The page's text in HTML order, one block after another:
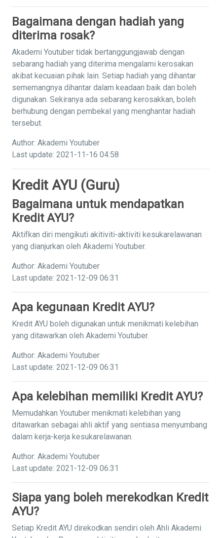
Bagaimana dengan hadiah yang
diterima rosak?
Akademi Youtuber tidak bertanggungjawab dengan
sebarang hadiah yang diterima mengalami kerosakan
akibat kecuaian pihak lain. Setiap hadiah yang dihantar
sememangnya dihantar dalam keadaan baik dan boleh
digunakan. Sekiranya ada sebarang kerosakkan, boleh
berhubung dengan pembekal yang menghantar hadiah
tersebut.
Author: Akademi Youtuber
Last update: 2021-11-16 04:58
Kredit AYU (Guru)
Bagaimana untuk mendapatkan
Kredit AYU?
Aktifkan diri mengikuti akitiviti-aktiviti kesukarelawanan
yang dianjurkan oleh Akademi Youtuber.
Author: Akademi Youtuber
Last update: 2021-12-09 06:31
Apa kegunaan Kredit AYU?
Kredit AYU boleh digunakan untuk menikmati kelebihan
yang ditawarkan oleh Akademi Youtuber.
Author: Akademi Youtuber
Last update: 2021-12-09 06:31
Apa kelebihan memiliki Kredit AYU?
Memudahkan Youtuber menikmati kelebihan yang
ditawarkan sebagai ahli aktif yang sentiasa menyumbang
dalam kerja-kerja kesukarelawanan.
Author: Akademi Youtuber
Last update: 2021-12-09 06:31
Siapa yang boleh merekodkan Kredit
AYU?
Setiap Kredit AYU direkodkan sendiri oleh Ahli Akademi